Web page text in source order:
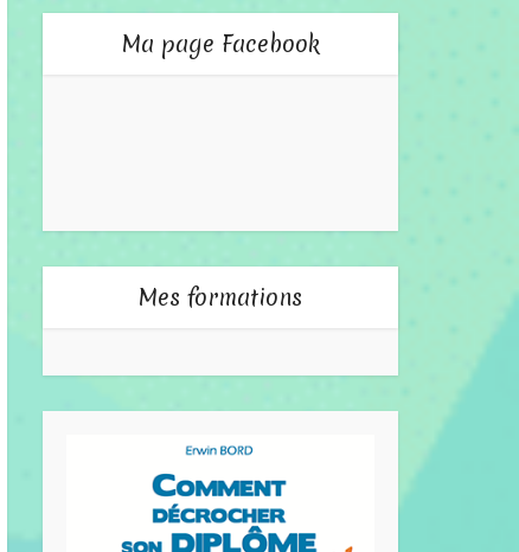
Ma page Facebook
Mes formations